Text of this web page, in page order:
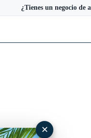
¿Tienes un negocio de
✕